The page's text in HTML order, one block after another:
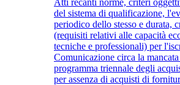
del sistema di qualificazione,
periodico dello stesso e durata,
(requisiti relativi alle capacità
tecniche e professionali) per
Comunicazione circa la
programma triennale degli
per assenza di acquisti di